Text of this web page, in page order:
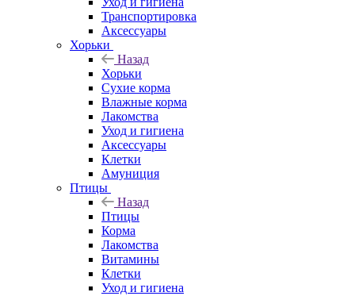
Транспортировка
Аксессуары
Хорьки
Назад
Хорьки
Сухие корма
Влажные корма
Лакомства
Уход и гигиена
Аксессуары
Клетки
Амуниция
Птицы
Назад
Птицы
Корма
Лакомства
Витамины
Клетки
Уход и гигиена